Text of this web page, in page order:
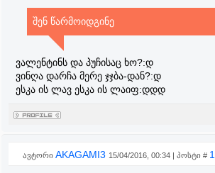
შენ წარმოიდგინე
ვალენტინს და პუჩისაც ხო?:დ
ვინღა დარჩა მერე ჯჯბა-დან?:დ
ესკა ის ლავ ესკა ის ლაიფ:დდდ
ავტორი AKAGAMI3 15/04/2016, 00:34 | პოსტი #